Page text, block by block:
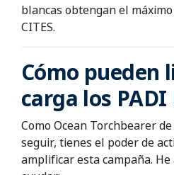
blancas obtengan el
CITES.
Cómo pueden
carga los PADI
Como Ocean Torchbearer
seguir, tienes el poder de
amplificar esta campaña.